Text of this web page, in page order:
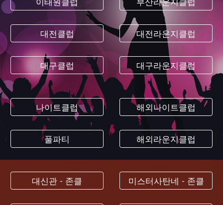
대전클럽
대구클럽
대전라운지클럽
대구라운지클럽
나이트클럽
풀파티
해외나이트클럽
해외라운지클럽
대신관 - 존클 미스터사탄네 - 존클